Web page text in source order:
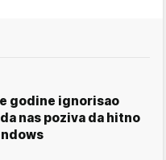
godine ignorisao
nas poziva da hitno